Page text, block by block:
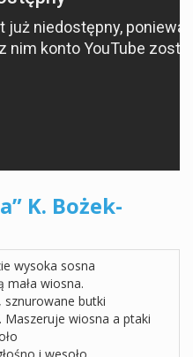
K. Bożek-
wysoka sosna
mała wiosna.
sznurowane butki
Maszeruje wiosna a ptaki